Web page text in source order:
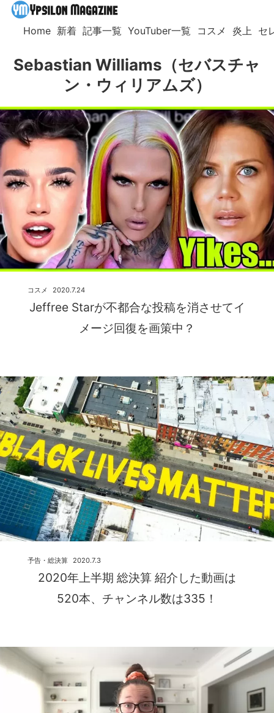
Home 新着 記事一覧 YouTuber一覧 コスメ 炎上 セ
Sebastian Williams（セバスチャ
ン・ウィリアムズ）
Jeffree Starが不都合な投稿を消させてイ
メージ回復を画策中？
2020.7.24
コスメ
2020年上半期 総決算 紹介した動画は
520本、チャンネル数は335！
2020.7.3
予告・総決算